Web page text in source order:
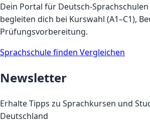
Dein Portal für Deutsch-
begleiten dich bei Kurswahl (A1–C1),
Prüfungsvorbereitung.
Sprachschule finden Vergleichen
Newsletter
Erhalte Tipps zu Sprachkursen und
Deutschland